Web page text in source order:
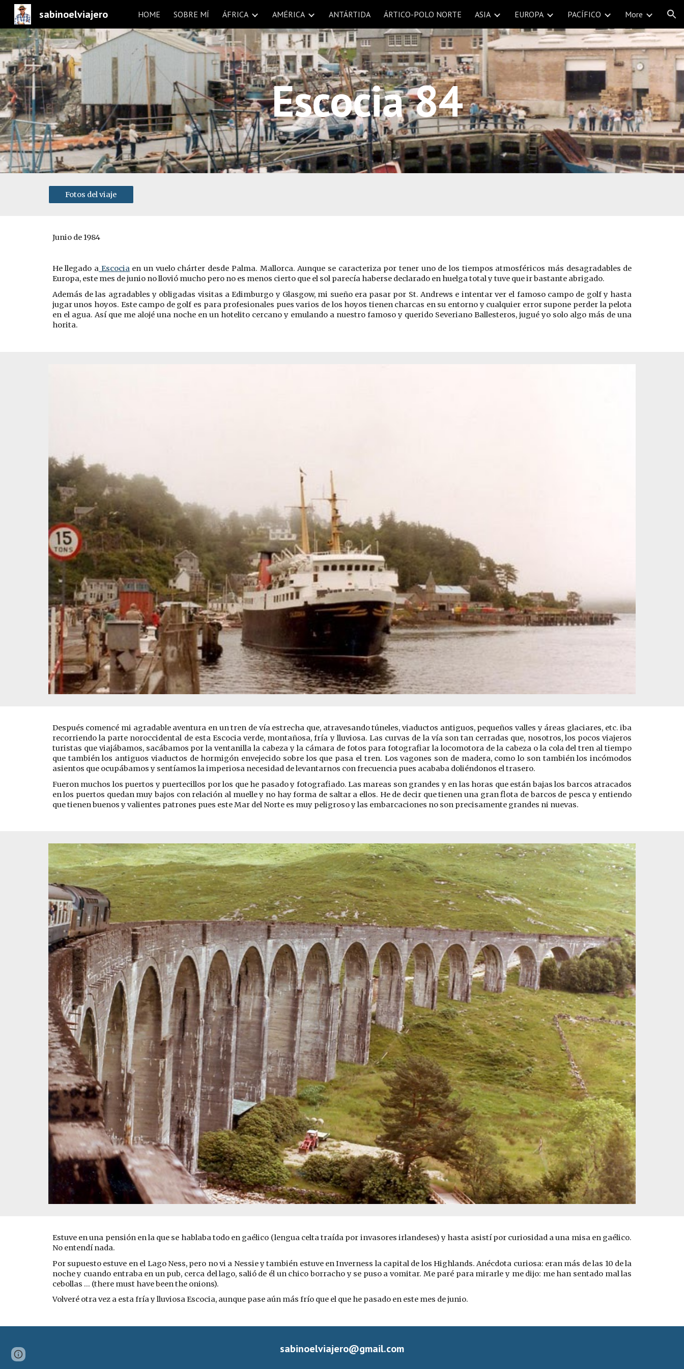
Skip to main content Skip to navigation
sabinoelviajero HOME SOBRE MÍ ÁFRICA AMÉRICA ANTÁRTIDA ÁRTICO-POLO NORTE ASIA EUROPA PACÍFICO More
Escocia 84
Fotos del viaje
Junio de 1984
He llegado a Escociaen un vuelo chárter desde Palma. Mallorca. Aunque se caracteriza por tener uno de los tiempos atmosféricos más desagradables de
Europa, este mes de junio no llovió mucho pero no es menos cierto que el sol parecía haberse declarado en huelga total y tuve que ir bastante abrigado.
Además de las agradables y obligadas visitas a Edimburgo y Glasgow, mi sueño era pasar por St. Andrews e intentar ver el famoso campo de golf y hasta
jugar unos hoyos. Este campo de golf es para profesionales pues varios de los hoyos tienen charcas en su entorno y cualquier error supone perder la pelota
en el agua. Así que me alojé una noche en un hotelito cercano y emulando a nuestro famoso y querido Severiano Ballesteros, jugué yo solo algo más de una
horita.
Después comencé mi agradable aventura en un tren de vía estrecha que, atravesando túneles, viaductos antiguos, pequeños valles y áreas glaciares, etc. iba
recorriendo la parte noroccidental de esta Escocia verde, montañosa, fría y lluviosa. Las curvas de la vía son tan cerradas que, nosotros, los pocos viajeros
turistas que viajábamos, sacábamos por la ventanilla la cabeza y la cámara de fotos para fotografiar la locomotora de la cabeza o la cola del tren al tiempo
que también los antiguos viaductos de hormigón envejecido sobre los que pasa el tren. Los vagones son de madera, como lo son también los incómodos
asientos que ocupábamos y sentíamos la imperiosa necesidad de levantarnos con frecuencia pues acababa doliéndonos el trasero.
Fueron muchos los puertos y puertecillos por los que he pasado y fotografiado. Las mareas son grandes y en las horas que están bajas los barcos atracados
en los puertos quedan muy bajos con relación al muelle y no hay forma de saltar a ellos. He de decir que tienen una gran flota de barcos de pesca y entiendo
que tienen buenos y valientes patrones pues este Mar del Norte es muy peligroso y las embarcaciones no son precisamente grandes ni nuevas.
Estuve en una pensión en la que se hablaba todo en gaélico (lengua celta traída por invasores irlandeses) y hasta asistí por curiosidad a una misa en gaélico.
No entendí nada.
Por supuesto estuve en el Lago Ness, pero no vi a Nessie y también estuve en Inverness la capital de los Highlands. Anécdota curiosa: eran más de las 10 de la
noche y cuando entraba en un pub, cerca del lago, salió de él un chico borracho y se puso a vomitar. Me paré para mirarle y me dijo: me han sentado mal las
cebollas … (there must have been the onions).
Volveré otra vez a esta fría y lluviosa Escocia, aunque pase aún más frío que el que he pasado en este mes de junio.
sabinoelviajero@gmail.com